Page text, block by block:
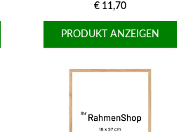
€ 11,70
PRODUKT ANZEIGEN